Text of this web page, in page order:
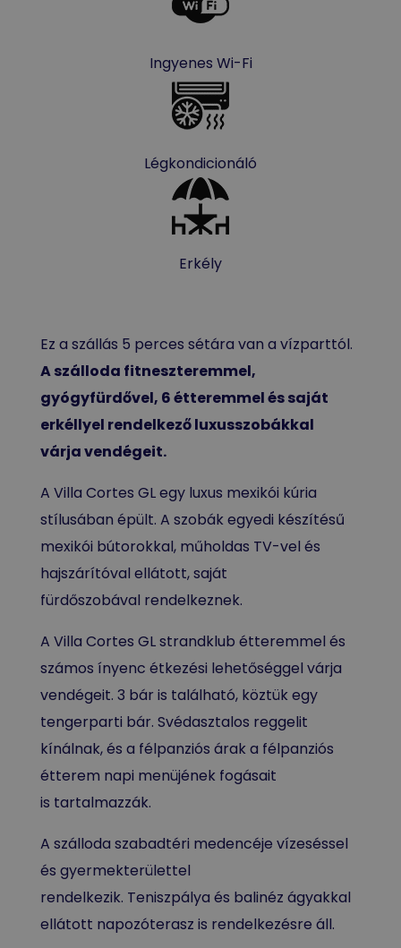
Ingyenes Wi-Fi
Légkondicionáló
Erkély
Ez a szállás 5 perces sétára van a vízparttól.
A szálloda fitneszteremmel,
gyógyfürdővel, 6 étteremmel és saját
erkéllyel rendelkező luxusszobákkal
várja vendégeit.
A Villa Cortes GL egy luxus mexikói kúria
stílusában épült. A szobák egyedi készítésű
mexikói bútorokkal, műholdas TV-vel és
hajszárítóval ellátott, saját
fürdőszobával rendelkeznek.
A Villa Cortes GL strandklub étteremmel és
számos ínyenc étkezési lehetőséggel várja
vendégeit. 3 bár is található, köztük egy
tengerparti bár. Svédasztalos reggelit
kínálnak, és a félpanziós árak a félpanziós
étterem napi menüjének fogásait
is tartalmazzák.
A szálloda szabadtéri medencéje vízeséssel
és gyermekterülettel
rendelkezik. Teniszpálya és balinéz ágyakkal
ellátott napozóterasz is rendelkezésre áll.